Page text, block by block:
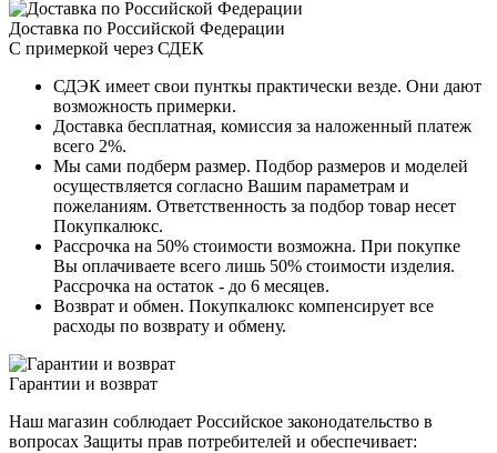
Доставка по Российской Федерации
С примеркой через СДЕК
СДЭК имеет свои пунткы практически везде. Они дают
возможность примерки.
Доставка бесплатная, комиссия за наложенный платеж
всего 2%.
Мы сами подберм размер. Подбор размеров и моделей
осуществляется согласно Вашим параметрам и
пожеланиям. Ответственность за подбор товар несет
Покупкалюкс.
Рассрочка на 50% стоимости возможна. При покупке
Вы оплачиваете всего лишь 50% стоимости изделия.
Рассрочка на остаток - до 6 месяцев.
Возврат и обмен. Покупкалюкс компенсирует все
расходы по возврату и обмену.
Гарантии и возврат
Наш магазин соблюдает Российское законодательство в
вопросах Защиты прав потребителей и обеспечивает: